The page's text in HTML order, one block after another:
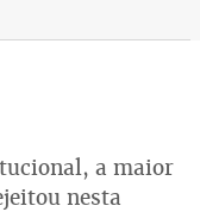
a maior
nesta